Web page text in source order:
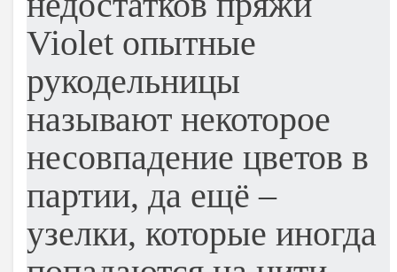
Violet опытные
рукодельницы
называют некоторое
несовпадение цветов в
партии, да ещё –
узелки, которые иногда